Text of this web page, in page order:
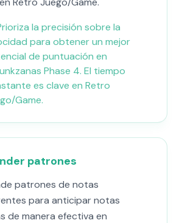
la precisión sobre la
para obtener un mejor
de puntuación en
Phase 4. El tiempo
es clave en Retro
Game.
patrones
patrones de notas
para anticipar notas
de manera efectiva en